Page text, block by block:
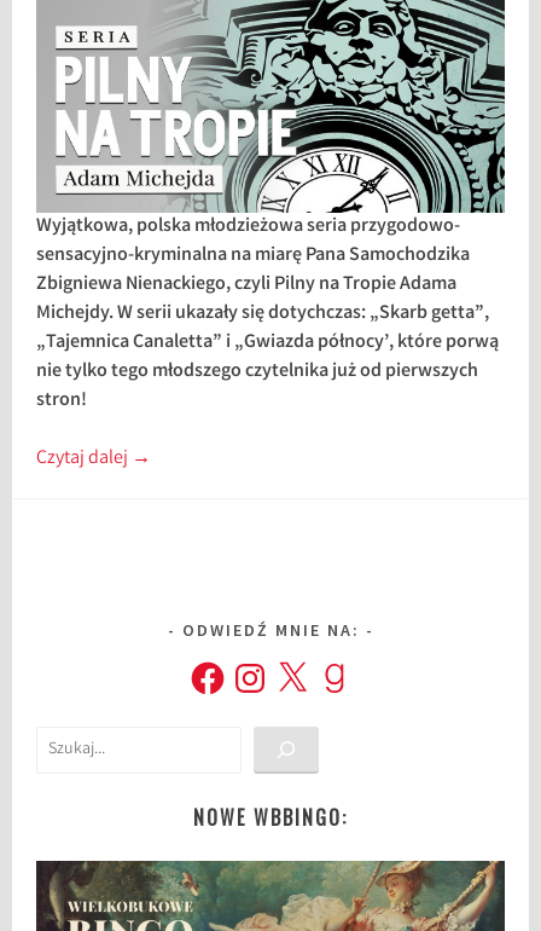
Wyjątkowa, polska młodzieżowa seria przygodowo-
sensacyjno-kryminalna na miarę Pana Samochodzika
Zbigniewa Nienackiego, czyli Pilny na Tropie Adama
Michejdy. W serii ukazały się dotychczas: „Skarb getta”,
„Tajemnica Canaletta” i „Gwiazda północy’, które porwą
nie tylko tego młodszego czytelnika już od pierwszych
stron!
Czytaj dalej →
ODWIEDŹ MNIE NA:
FacebookInstagram
X Goodreads
Szukaj
NOWE WBBINGO: